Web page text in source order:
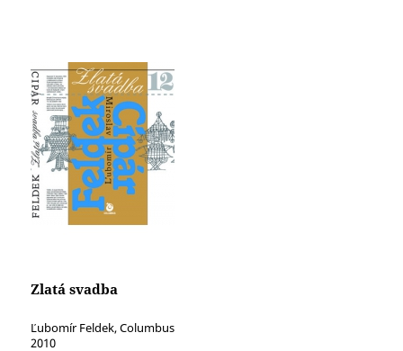
Zlatá svadba
Ľubomír Feldek, Columbus
2010